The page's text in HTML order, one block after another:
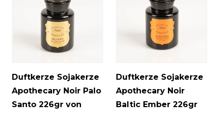
Duftkerze Sojakerze
Apothecary Noir Palo
Santo 226gr von
Duftkerze Sojakerze
Apothecary Noir
Baltic Ember 226gr